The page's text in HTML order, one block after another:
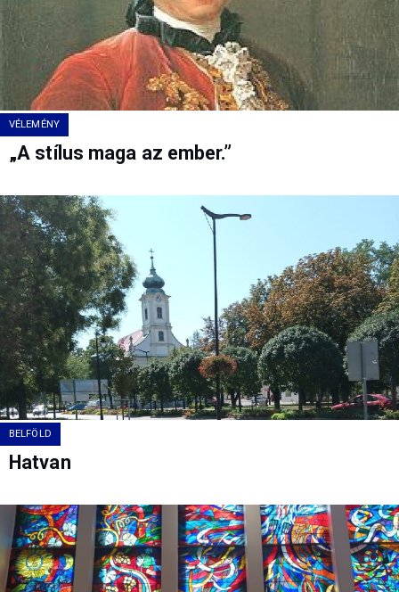
VÉLEMÉNY
„A stílus maga az ember.”
BELFÖLD
Hatvan